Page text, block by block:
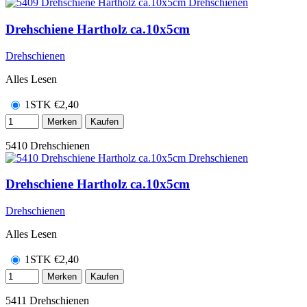
Drehschiene Hartholz ca.10x5cm
Drehschienen
Alles Lesen
1STK €2,40
Merken Kaufen
5410 Drehschienen
Drehschiene Hartholz ca.10x5cm
Drehschienen
Alles Lesen
1STK €2,40
Merken Kaufen
5411 Drehschienen